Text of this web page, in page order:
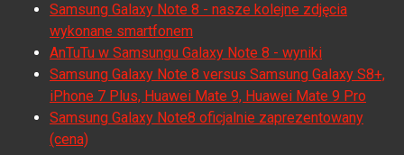
Samsung Galaxy Note 8 - nasze kolejne zdjęcia
wykonane smartfonem
AnTuTu w Samsungu Galaxy Note 8 - wyniki
Samsung Galaxy Note 8 versus Samsung Galaxy S8+,
iPhone 7 Plus, Huawei Mate 9, Huawei Mate 9 Pro
Samsung Galaxy Note8 oficjalnie zaprezentowany
(cena)